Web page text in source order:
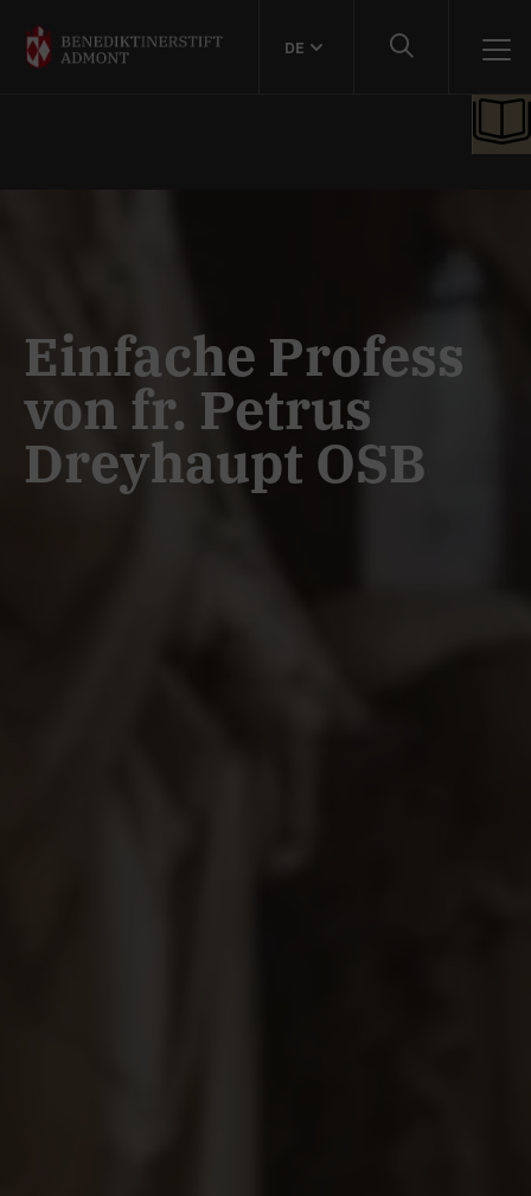
DE
Einfache Profess
von fr. Petrus
Dreyhaupt OSB